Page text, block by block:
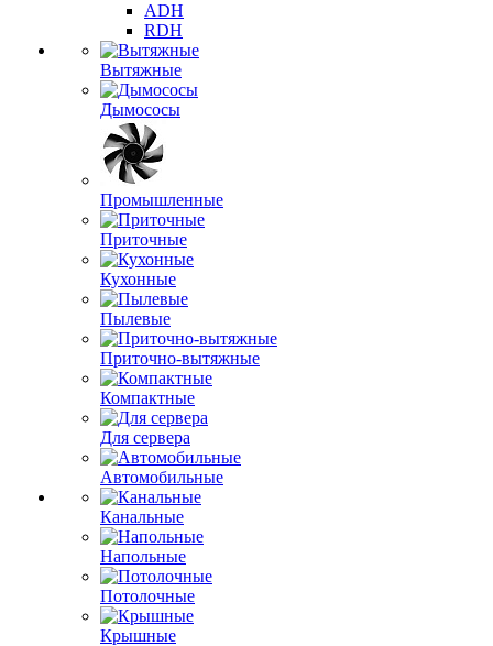
ADH
RDH
Вытяжные
Дымососы
Промышленные
Приточные
Кухонные
Пылевые
Приточно-вытяжные
Компактные
Для сервера
Автомобильные
Канальные
Напольные
Потолочные
Крышные